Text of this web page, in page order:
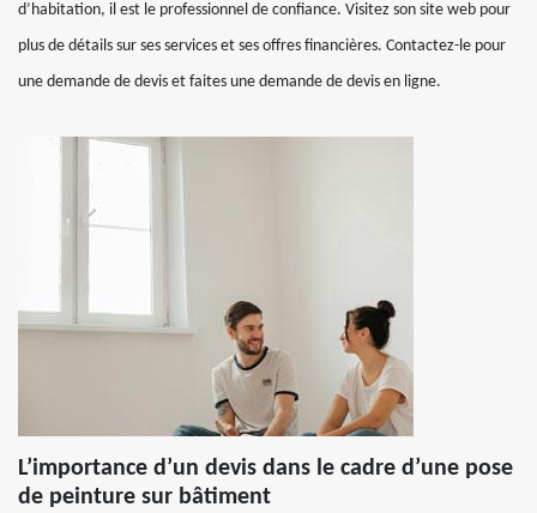
d’habitation, il est le professionnel de confiance. Visitez son site web pour
plus de détails sur ses services et ses offres financières. Contactez-le pour
une demande de devis et faites une demande de devis en ligne.
L’importance d’un devis dans le cadre d’une pose
de peinture sur bâtiment